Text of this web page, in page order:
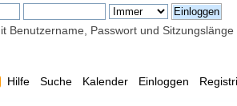
Benutzername, Passwort und Sitzungslänge
Hilfe Suche Kalender Einloggen